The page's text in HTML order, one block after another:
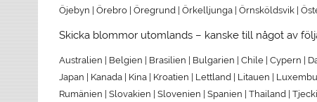
Öjebyn | Örebro | Öregrund | Örkelljunga | Örnsköldsvik |
Skicka blommor utomlands – kanske till något av
Australien | Belgien | Brasilien | Bulgarien | Chile | Cypern |
Japan | Kanada | Kina | Kroatien | Lettland | Litauen |
Rumänien | Slovakien | Slovenien | Spanien | Thailand |